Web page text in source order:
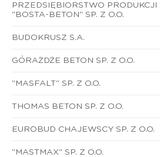
PRZEDSIĘBIORSTWO
"BOSTA-BETON" SP. Z O.O.
BUDOKRUSZ S.A.
GÓRAŻDŻE BETON SP. Z O.O.
"MASFALT" SP. Z O.O.
THOMAS BETON SP. Z O.O.
EUROBUD CHAJEWSCY SP. Z O.O.
"MASTMAX" SP. Z O.O.